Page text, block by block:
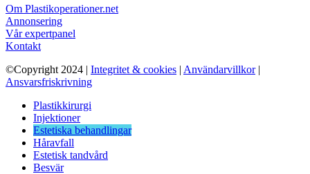
Om Plastikoperationer.net
Annonsering
Vår expertpanel
Kontakt
©Copyright 2024 | Integritet & cookies | Användarvillkor|
Ansvarsfriskrivning
Plastikkirurgi
Injektioner
Estetiska behandlingar
Håravfall
Estetisk tandvård
Besvär